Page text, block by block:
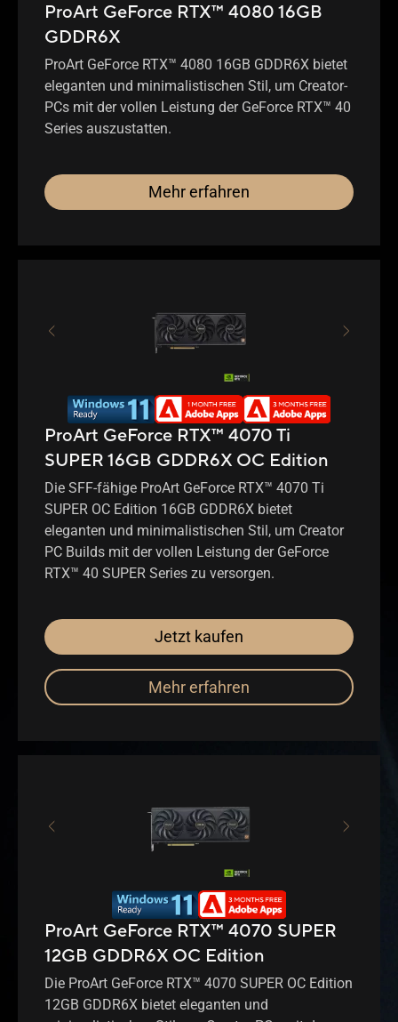
ProArt GeForce RTX™ 4080 16GB
GDDR6X
ProArt GeForce RTX™ 4080 16GB GDDR6X bietet
eleganten und minimalistischen Stil, um Creator-
PCs mit der vollen Leistung der GeForce RTX™ 40
Series auszustatten.
Mehr erfahren
ProArt GeForce RTX™ 4070 Ti
SUPER 16GB GDDR6X OC Edition
Die SFF-fähige ProArt GeForce RTX™ 4070 Ti
SUPER OC Edition 16GB GDDR6X bietet
eleganten und minimalistischen Stil, um Creator
PC Builds mit der vollen Leistung der GeForce
RTX™ 40 SUPER Series zu versorgen.
Jetzt kaufen
Mehr erfahren
ProArt GeForce RTX™ 4070 SUPER
12GB GDDR6X OC Edition
Die ProArt GeForce RTX™ 4070 SUPER OC Edition
12GB GDDR6X bietet eleganten und